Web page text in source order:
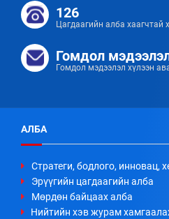
126
Цагдаагийн алба хаагчтай
Гомдол
Гомдол мэдээлэл хүлээн
АЛБА
Стратеги, бодлого, инновац,
Эрүүгийн цагдаагийн алба
Мөрдөн байцаах алба
Нийтийн хэв журам